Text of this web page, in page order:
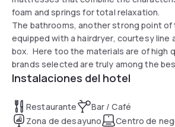
foam and springs for total relaxation.
The bathrooms, another strong point of
equipped with a hairdryer, courtesy line
box. Here too the materials are of high
brands selected are truly among the
Instalaciones del hotel
Restaurante
Bar / Café
Zona de desayuno
Centro de